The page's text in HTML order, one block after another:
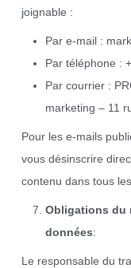
joignable :
Par e-mail :
Par téléphone :
Par courrier :
marketing – 11
Pour les e-mails
vous désinscrire
contenu dans tous
Obligations du
données:
Le responsable du